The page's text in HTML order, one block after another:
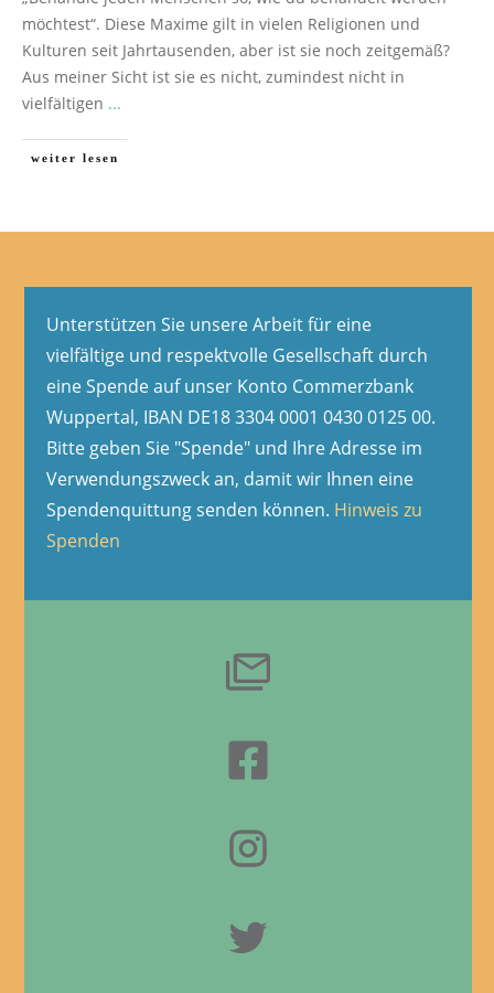
möchtest“. Diese Maxime gilt in vielen Religionen und
Kulturen seit Jahrtausenden, aber ist sie noch zeitgemäß?
Aus meiner Sicht ist sie es nicht, zumindest nicht in
vielfältigen ...
weiter lesen
Unterstützen Sie unsere Arbeit für eine
vielfältige und respektvolle Gesellschaft durch
eine Spende auf unser Konto Commerzbank
Wuppertal, IBAN DE18 3304 0001 0430 0125 00.
Bitte geben Sie "Spende" und Ihre Adresse im
Verwendungszweck an, damit wir Ihnen eine
Spendenquittung senden können. Hinweis zu
Spenden